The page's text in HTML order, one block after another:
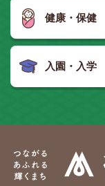
健康・保健
入園・入学